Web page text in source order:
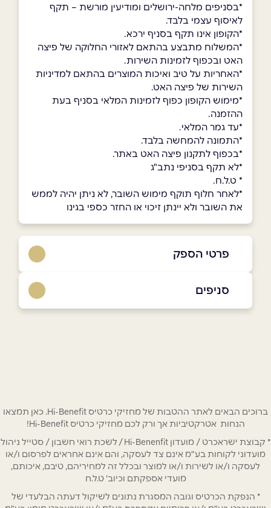
*בסניפים מלחה-ירושלים ומודיעין מורשת – תקף
לאיסוף עצמי בלבד.
*הקופון אינו תקף בסניף ירכא.
*המשלוח מתבצע בהתאם לאזורי החלוקה של פיצה
האט ובכפוף לזמינות השירות.
*האחריות על טיב ואיכות המוצרים בהתאם למדיניות
השירות של פיצה האט.
*מימוש הקופון כפוף לזמינות המלאי בסניף בעת
ההזמנה.
*עד גמר המלאי.
*התמונה להמחשה בלבד.
*בכפוף לתקנון פיצה האט באתר.
*לא תקף בסניפי נתב"ג
* ט.ל.ח.
*לאחר חלוף תוקף מימוש השובר, לא ניתן יהיה לממש
את השובר ולא יינתן זיכוי או החזר כספי בגינו
פרטי הספק
1-700-50-60-70
אימייל*
נושא *
סניפים
אור עקיבא
קניון אורות שדרות הנשיא וייצמן 1
1-700-50-60-70
נהריה
ברוכים הבאים לאתר ההטבות של מחזיקי כרטיס Hi-Benefit. כאן תמצאו
הנחות אטרקטיביות אך ורק לכם מחזיקי כרטיס Hi-Benefit!
* קבוצת ישראכרט / מועדון Hi-Benenfit / לשכת רואי חשבון / סטייל ניהול
מועדוני לקוחות בע"מ אינם צד לעסקה, והם אינם אחראים לפרסום ו/או
לעסקה ו/או לשירות ו/או למוצר ובכלל זה למחיריהם, טיבם, איכותם,
מועדי אספקתם וכיוב' ט.ל.ח
* הנפקת הכרטיס וגובה המסגרת נתונים לשיקול דעתה הבלעדי של